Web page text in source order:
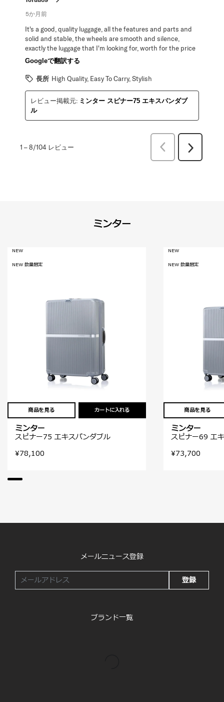
5か月前
It's a good, quality luggage, all the features and parts and
solid and stable, the wheels are smooth and silence,
exactly the luggage that I'm looking for, worth for the price
Googleで翻訳する
長所 High Quality, Easy To Carry, Stylish
レビュー掲載元: ミンター スピナー75 エキスパンダブ
ル
1 –8/104 レビュー
前
次
ミンター
商品を見る カートに入れる
NEW 数量限定
NEW
ミンター
スピナー75 エキスパンダブル
¥78,100
商品を見る
NEW 数量限定
NEW
ミンター
スピナー69 エ
¥73,700
メールニュース登録
登録
ブランド一覧